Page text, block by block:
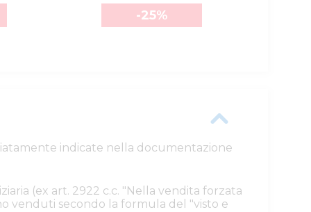
-25%
indicate nella documentazione
(ex art. 2922 c.c. "Nella vendita forzata
venduti secondo la formula del "visto e